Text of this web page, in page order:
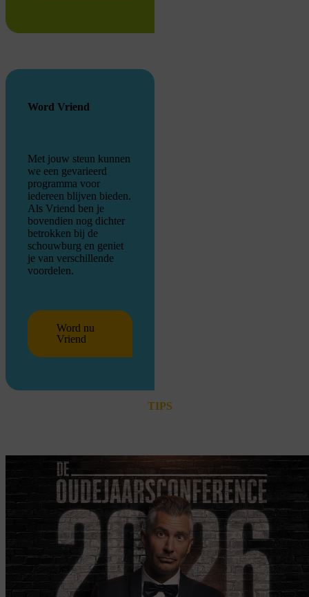
Word Vriend
Met jouw steun kunnen
we een gevarieerd
programma voor
iedereen blijven bieden.
Als Vriend ben je
bovendien nog dichter
betrokken bij de
schouwburg en geniet
je van verschillende
voordelen.
Word nu
Vriend
TIPS